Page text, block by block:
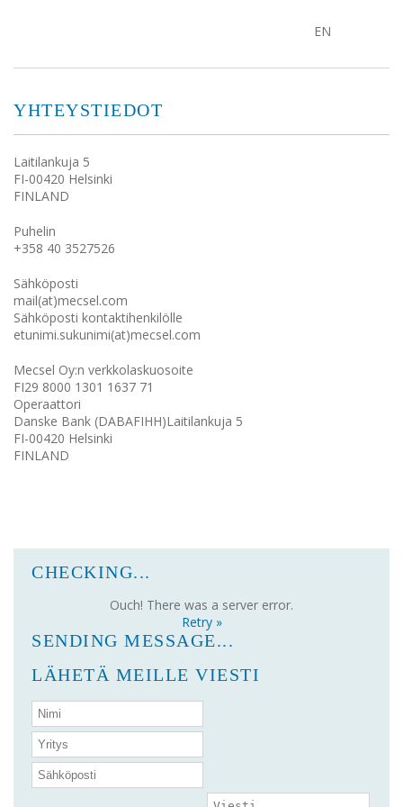
EN
YHTEYSTIEDOT
Laitilankuja 5
FI-00420 Helsinki
FINLAND
Puhelin
+358 40 3527526
Sähköposti
mail(at)mecsel.com
Sähköposti kontaktihenkilölle
etunimi.sukunimi(at)mecsel.com
Mecsel Oy:n verkkolaskuosoite
FI29 8000 1301 1637 71
Operaattori
Danske Bank (DABAFIHH)Laitilankuja 5
FI-00420 Helsinki
FINLAND
CHECKING...
Ouch! There was a server error.
Retry »
SENDING MESSAGE...
LÄHETÄ MEILLE VIESTI